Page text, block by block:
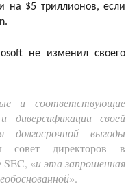
на $5 триллионов, если
не изменил своего
и соответствующие
диверсификации своей
долгосрочной выгоды
директоров в
SEC, «и эта запрошенная
».